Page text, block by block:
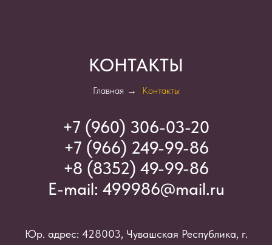
КОНТАКТЫ
Главная → Контакты
+7 (960) 306-03-20
+7 (966) 249-99-86
+8 (8352) 49-99-86
E-mail: 499986@mail.ru
Юр. адрес: 428003, Чувашская Республика, г.